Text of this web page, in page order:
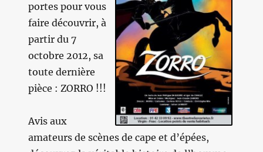
portes pour vous
faire découvrir, à
partir du 7
octobre 2012, sa
toute dernière
pièce : ZORRO !!!
Avis aux
amateurs de scènes de cape et d’épées,